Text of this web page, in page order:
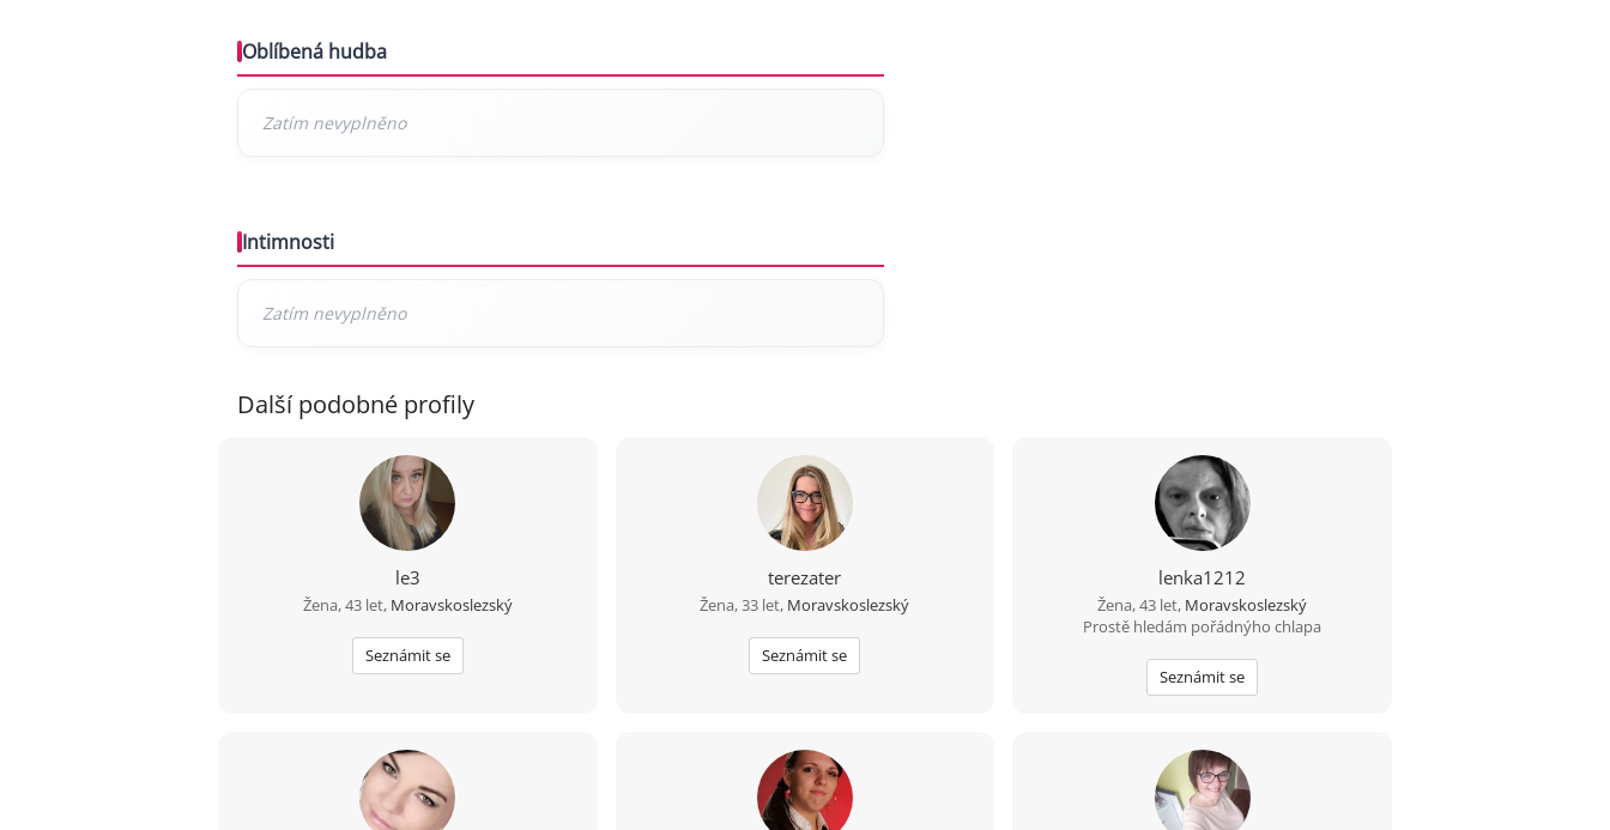
Oblíbená hudba
Intimnosti
Další podobné profily
le3
Žena, 43 let, Moravskoslezský
Seznámit se
terezater
Žena, 33 let, Moravskoslezský
Seznámit se
lenka1212
Žena, 43 let, Moravskoslezský
Prostě hledám pořádnýho chlapa
Seznámit se